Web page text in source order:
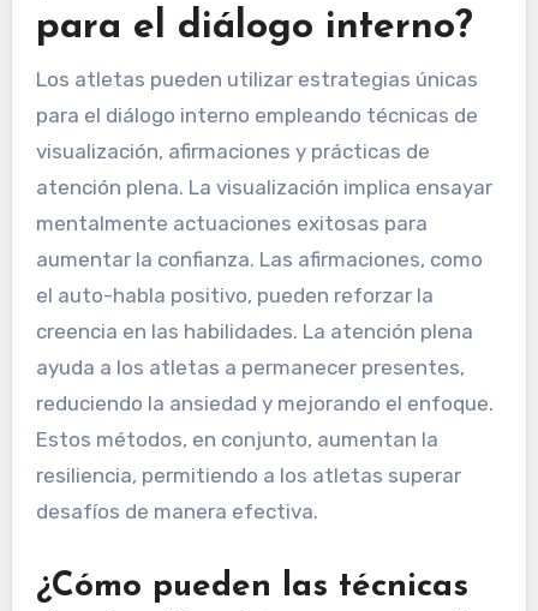
para el diálogo interno?
Los atletas pueden utilizar estrategias únicas
para el diálogo interno empleando técnicas de
visualización, afirmaciones y prácticas de
atención plena. La visualización implica ensayar
mentalmente actuaciones exitosas para
aumentar la confianza. Las afirmaciones, como
el auto-habla positivo, pueden reforzar la
creencia en las habilidades. La atención plena
ayuda a los atletas a permanecer presentes,
reduciendo la ansiedad y mejorando el enfoque.
Estos métodos, en conjunto, aumentan la
resiliencia, permitiendo a los atletas superar
desafíos de manera efectiva.
¿Cómo pueden las técnicas